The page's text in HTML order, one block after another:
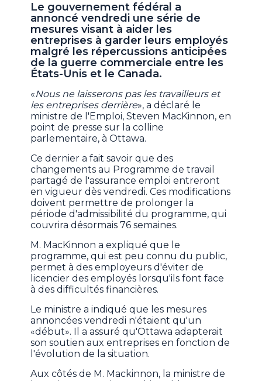
Le gouvernement fédéral a
annoncé vendredi une série de
mesures visant à aider les
entreprises à garder leurs employés
malgré les répercussions anticipées
de la guerre commerciale entre les
États-Unis et le Canada.
«Nous ne laisserons pas les travailleurs et
les entreprises derrière», a déclaré le
ministre de l'Emploi, Steven MacKinnon, en
point de presse sur la colline
parlementaire, à Ottawa.
Ce dernier a fait savoir que des
changements au Programme de travail
partagé de l'assurance emploi entreront
en vigueur dès vendredi. Ces modifications
doivent permettre de prolonger la
période d'admissibilité du programme, qui
couvrira désormais 76 semaines.
M. MacKinnon a expliqué que le
programme, qui est peu connu du public,
permet à des employeurs d'éviter de
licencier des employés lorsqu'ils font face
à des difficultés financières.
Le ministre a indiqué que les mesures
annoncées vendredi n'étaient qu'un
«début». Il a assuré qu'Ottawa adapterait
son soutien aux entreprises en fonction de
l'évolution de la situation.
Aux côtés de M. Mackinnon, la ministre de